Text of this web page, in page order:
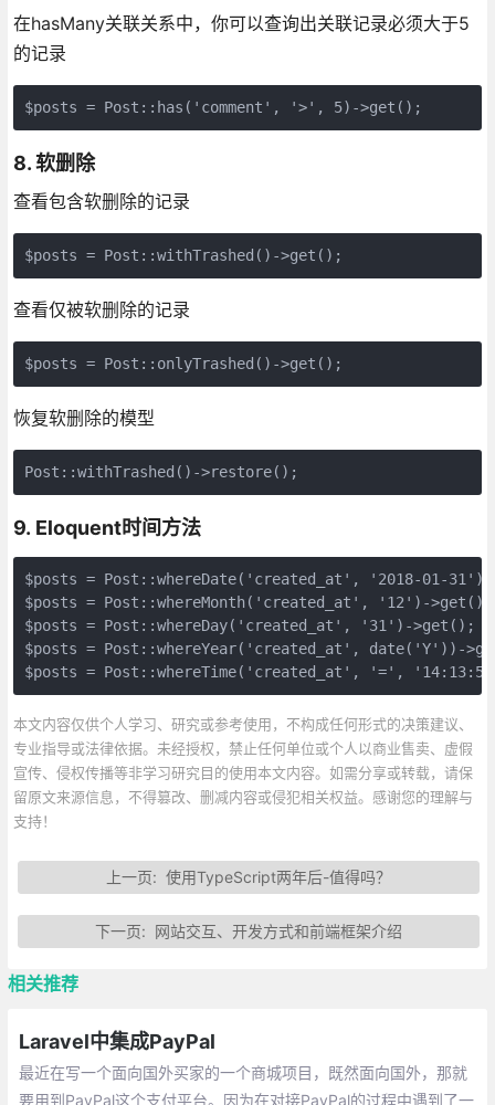
在hasMany关联关系中，你可以查询出关联记录必须大于5
的记录
$posts = Post::has('comment', '>', 5)->get();
8. 软删除
查看包含软删除的记录
$posts = Post::withTrashed()->get();
查看仅被软删除的记录
$posts = Post::onlyTrashed()->get();
恢复软删除的模型
Post::withTrashed()->restore();
9. Eloquent时间方法
$posts = Post::whereDate('created_at', '2018-01-
$posts = Post::whereMonth('created_at', '12')-
$posts = Post::whereDay('created_at', '31')->get();
$posts = Post::whereYear('created_at', date('Y'))-
$posts = Post::whereTime('created_at', '=',
本文内容仅供个人学习、研究或参考使用，不构成任何形式的决策建议、
专业指导或法律依据。未经授权，禁止任何单位或个人以商业售卖、虚假
宣传、侵权传播等非学习研究目的使用本文内容。如需分享或转载，请保
留原文来源信息，不得篡改、删减内容或侵犯相关权益。感谢您的理解与
支持！
上一页: 使用TypeScript两年后-值得吗？
下一页: 网站交互、开发方式和前端框架介绍
相关推荐
Laravel中集成PayPal
最近在写一个面向国外买家的一个商城项目，既然面向国外，那就
要用到PayPal这个支付平台。因为在对接PayPal的过程中遇到了一